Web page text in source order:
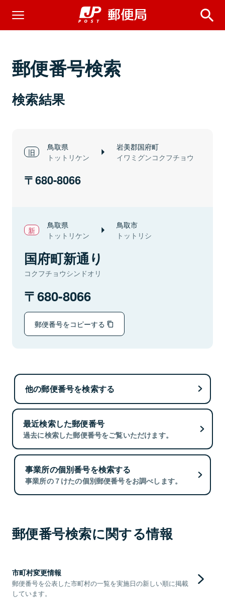
郵便番号検索
検索結果
鳥取県
トットリケン
岩美郡国府町
イワミグンコクフチョウ
680-8066
鳥取県
トットリケン
鳥取市
トットリシ
国府町新通り
コクフチョウシンドオリ
680-8066
郵便番号をコピーする
他の郵便番号を検索する
最近検索した郵便番号
過去に検索した郵便番号をご覧いただけます。
事業所の個別番号を検索する
事業所の７けたの個別郵便番号をお調べします。
郵便番号検索に関する情報
市町村変更情報
郵便番号を公表した市町村の一覧を実施日の新しい順に掲載
しています。